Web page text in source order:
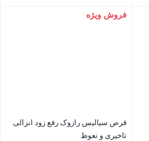
قیمت
بستن
فروش ویژه
قرص سیالیس رازوک رفع زود انزالی
تاخیری و نعوظ